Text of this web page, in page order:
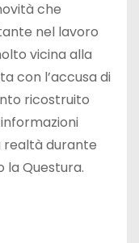
che
nel lavoro
vicina alla
con l’accusa di
ricostruito
realtà durante
la Questura.